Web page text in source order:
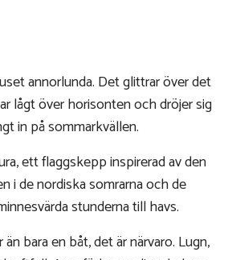
annorlunda. Det glittrar över det
lågt över horisonten och dröjer sig
in på sommarkvällen.
ett flaggskepp inspirerad av den
i de nordiska somrarna och de
stunderna till havs.
bara en båt, det är närvaro. Lugn,